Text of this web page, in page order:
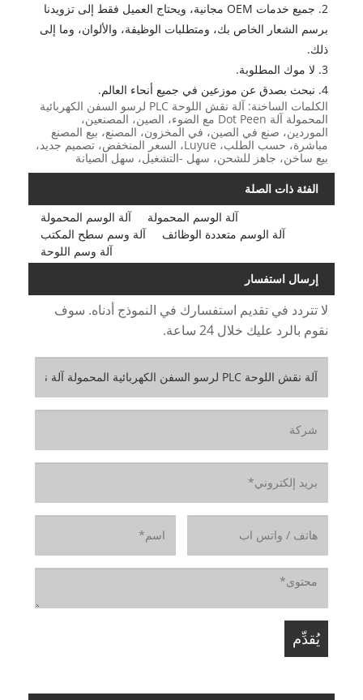
2. جميع خدمات OEM مجانية، ويحتاج العميل فقط إلى تزويدنا
برسم الشعار الخاص بك، ومتطلبات الوظيفة، والألوان، وما إلى
ذلك.
3. لا موك المطلوبة.
4. نبحث بصدق عن موزعين في جميع أنحاء العالم.
الكلمات الساخنة: آلة نقش اللوحة PLC لرسو السفن الكهربائية
المحمولة آلة Dot Peen مع الضوء، الصين، المصنعين،
الموردين، صنع في الصين، في المخزون، المصنع، بيع المصنع
مباشرة، حسب الطلب، Luyue، السعر المنخفض، تصميم جديد،
بيع ساخن، جاهز للشحن، سهل -التشغيل، سهل الصيانة
الفئة ذات الصلة
آلة الوسم المحمولة
آلة الوسم المحمولة
آلة وسم سطح المكتب
آلة الوسم متعددة الوظائف
آلة وسم اللوحة
إرسال استفسار
لا تتردد في تقديم استفسارك في النموذج أدناه. سوف
نقوم بالرد عليك خلال 24 ساعة.